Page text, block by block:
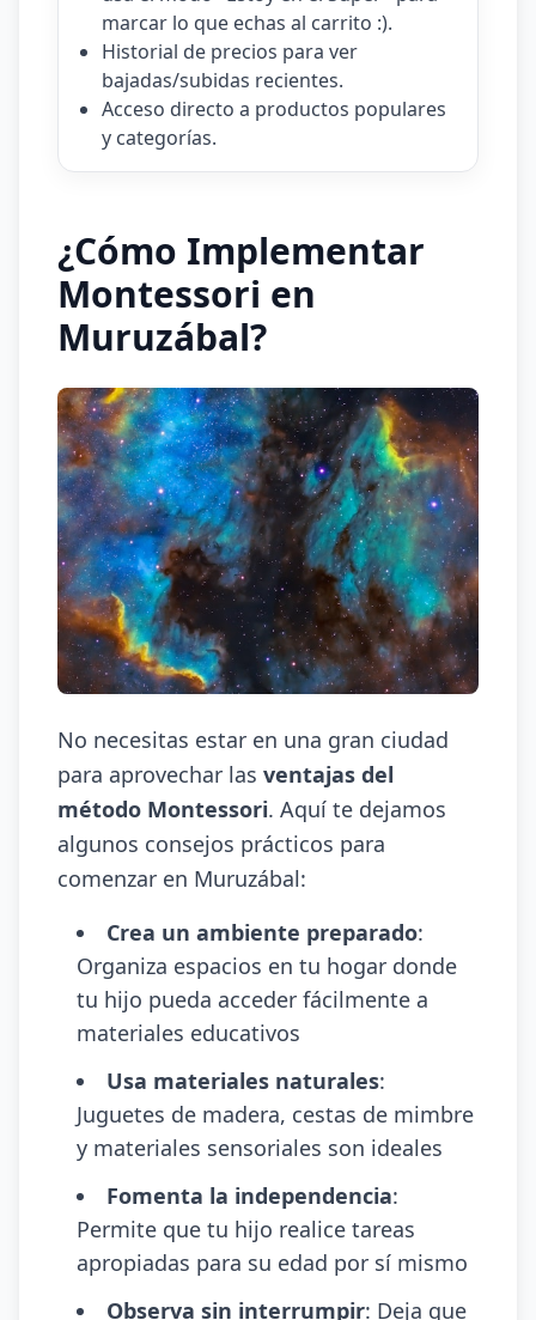
marcar lo que echas al carrito :).
Historial de precios para ver
bajadas/subidas recientes.
Acceso directo a productos populares
y categorías.
¿Cómo Implementar
Montessori en
Muruzábal?
No necesitas estar en una gran ciudad
para aprovechar las ventajas del
método Montessori. Aquí te dejamos
algunos consejos prácticos para
comenzar en Muruzábal:
Crea un ambiente preparado:
Organiza espacios en tu hogar donde
tu hijo pueda acceder fácilmente a
materiales educativos
Usa materiales naturales:
Juguetes de madera, cestas de mimbre
y materiales sensoriales son ideales
Fomenta la independencia:
Permite que tu hijo realice tareas
apropiadas para su edad por sí mismo
Observa sin interrumpir: Deja que